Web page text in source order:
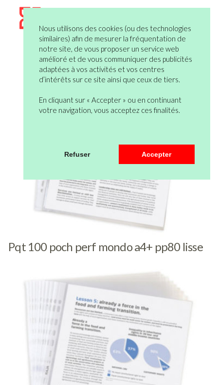
Nous utilisons des cookies (ou des technologies
similaires) afin de mesurer la fréquentation de
notre site, de vous proposer un service web
amélioré et de vous communiquer des publicités
adaptées à vos activités et vos centres
d’intérêts sur ce site ainsi que ceux de tiers.
En cliquant sur « Accepter » ou en continuant
votre navigation, vous acceptez ces finalités.
Refuser Accepter
Pqt 100 poch perf mondo a4+ pp80 lisse